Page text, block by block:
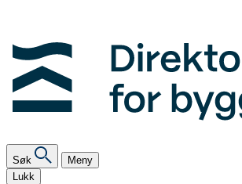
Søk
Meny
Lukk